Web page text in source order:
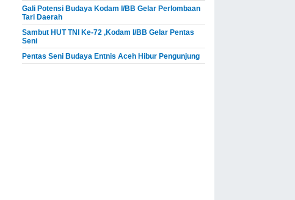
Gali Potensi Budaya Kodam I/BB Gelar Perlombaan
Tari Daerah
Sambut HUT TNI Ke-72 ,Kodam I/BB Gelar Pentas
Seni
Pentas Seni Budaya Entnis Aceh Hibur Pengunjung